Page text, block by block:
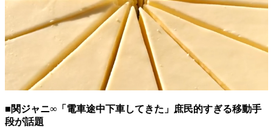
■関ジャニ∞「電車途中下車してきた」庶民的すぎる移動手
段が話題